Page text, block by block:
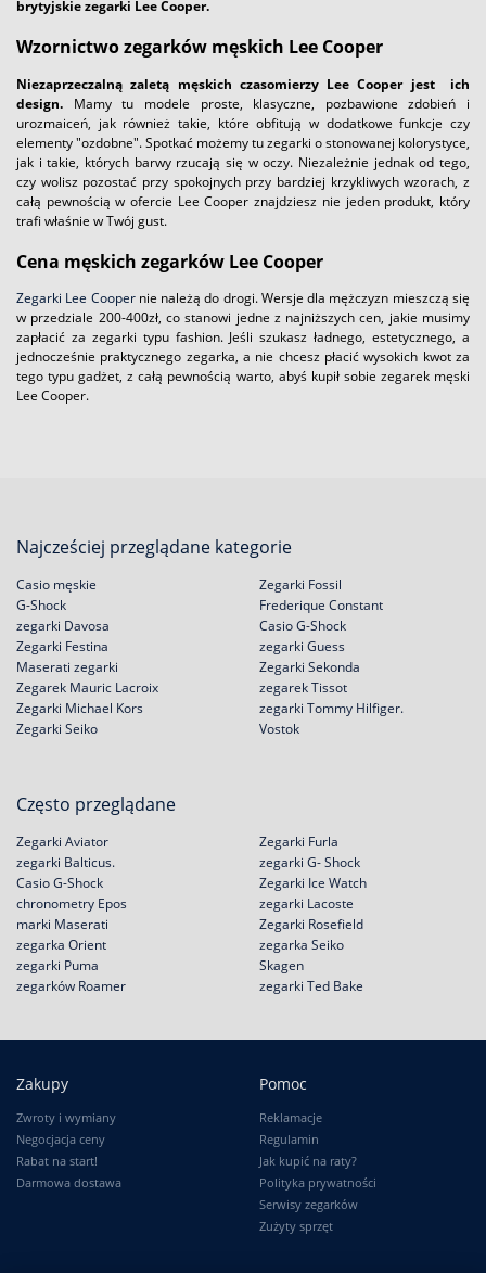
brytyjskie zegarki Lee Cooper.
Wzornictwo zegarków męskich Lee Cooper
Niezaprzeczalną zaletą męskich czasomierzy Lee Cooper jest ich
design. Mamy tu modele proste, klasyczne, pozbawione zdobień i
urozmaiceń, jak również takie, które obfitują w dodatkowe funkcje czy
elementy "ozdobne". Spotkać możemy tu zegarki o stonowanej kolorystyce,
jak i takie, których barwy rzucają się w oczy. Niezależnie jednak od tego,
czy wolisz pozostać przy spokojnych przy bardziej krzykliwych wzorach, z
całą pewnością w ofercie Lee Cooper znajdziesz nie jeden produkt, który
trafi właśnie w Twój gust.
Cena męskich zegarków Lee Cooper
Zegarki Lee Coopernie należą do drogi. Wersje dla mężczyzn mieszczą się
w przedziale 200-400zł, co stanowi jedne z najniższych cen, jakie musimy
zapłacić za zegarki typu fashion. Jeśli szukasz ładnego, estetycznego, a
jednocześnie praktycznego zegarka, a nie chcesz płacić wysokich kwot za
tego typu gadżet, z całą pewnością warto, abyś kupił sobie zegarek męski
Lee Cooper.
Najcześciej przeglądane kategorie
Casio męskie
G-Shock
zegarki Davosa
Zegarki Festina
Zegarki Fossil
Frederique Constant
Casio G-Shock
zegarki Guess
Maserati zegarki
Zegarek Mauric Lacroix
Zegarki Michael Kors
Zegarki Seiko
Zegarki Sekonda
zegarek Tissot
zegarki Tommy Hilfiger.
Vostok
Często przeglądane
Zegarki Aviator
zegarki Balticus.
Casio G-Shock
chronometry Epos
Zegarki Furla
zegarki G- Shock
Zegarki Ice Watch
zegarki Lacoste
marki Maserati
zegarka Orient
zegarki Puma
zegarków Roamer
Zegarki Rosefield
zegarka Seiko
Skagen
zegarki Ted Bake
Zakupy
Zwroty i wymiany
Negocjacja ceny
Rabat na start!
Darmowa dostawa
Pomoc
Reklamacje
Regulamin
Jak kupić na raty?
Polityka prywatności
Serwisy zegarków
Zużyty sprzęt